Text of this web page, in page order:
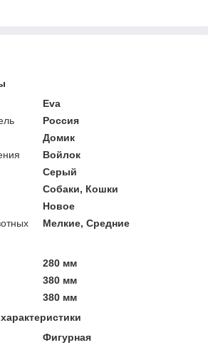
Eva
Россия
Домик
Войлок
Серый
Собаки, Кошки
Новое
Мелкие, Средние
280 мм
380 мм
380 мм
Фигурная